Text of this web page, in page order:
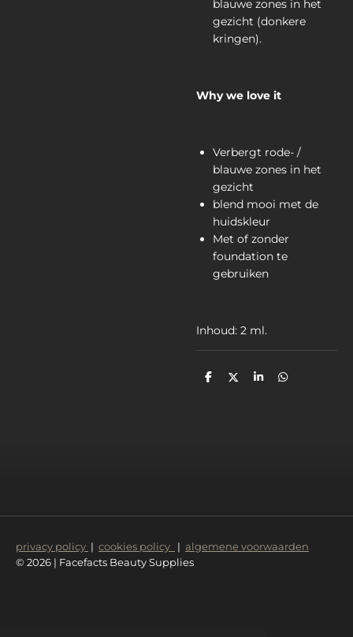
blauwe zones in het
gezicht (donkere
kringen).
Why we love it
Verbergt rode- /
blauwe zones in het
gezicht
blend mooi met de
huidskleur
Met of zonder
foundation te
gebruiken
Inhoud: 2 ml.
D
D
S
D
privacy policy | cookies policy | algemene voorwaarden
© 2026 | Facefacts Beauty Supplies